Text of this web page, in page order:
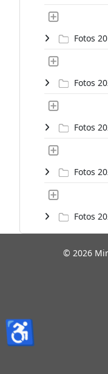
Fotos
Fotos
Fotos
Fotos
Fotos
© 2026